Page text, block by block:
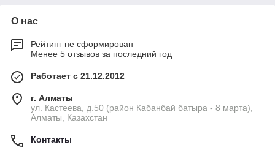
О нас
Рейтинг не сформирован
Менее 5 отзывов за последний год
Работает с 21.12.2012
г. Алматы
ул. Кастеева, д.50 (район Кабанбай батыра - 8 марта),
Алматы, Казахстан
Контакты